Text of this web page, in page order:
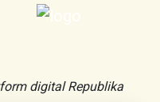
digital Republika